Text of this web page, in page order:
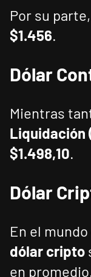
Por su
$1.456.
Dólar
Mientras
Liquidación
$1.498,10.
Dólar
En el
dólar cripto
en